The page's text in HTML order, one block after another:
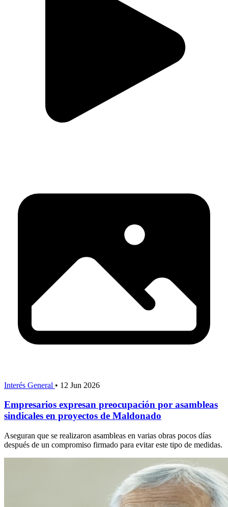
Interés General • 12 Jun 2026
Empresarios expresan preocupación por asambleas
sindicales en proyectos de Maldonado
Aseguran que se realizaron asambleas en varias obras pocos días
después de un compromiso firmado para evitar este tipo de medidas.